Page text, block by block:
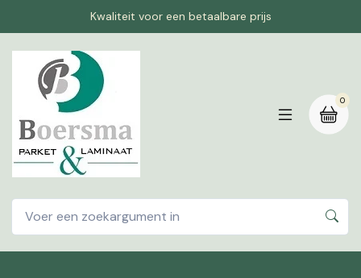
Kwaliteit voor een betaalbare prijs
0